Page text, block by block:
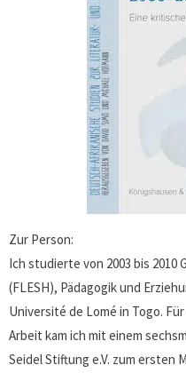
Zur Person:
Ich studierte von 2003 bis 2010
(FLESH), Pädagogik und
Université de Lomé in Togo.
Arbeit kam ich mit einem
Seidel Stiftung e.V. zum ersten